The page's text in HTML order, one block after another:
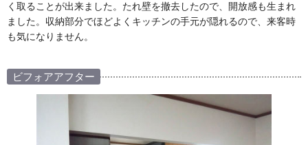
く取ることが出来ました。たれ壁を撤去したので、開放感も生まれ
ました。収納部分でほどよくキッチンの手元が隠れるので、来客時
も気になりません。
ビフォアアフター